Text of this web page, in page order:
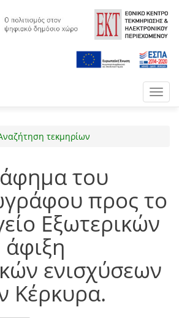
τεκμηρίων
του
προς το
Εξωτερικών
άφιξη
ενισχύσεων
Κέρκυρα.